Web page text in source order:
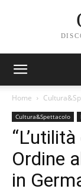
Home
Cultura&Spettacolo
Ordine
in